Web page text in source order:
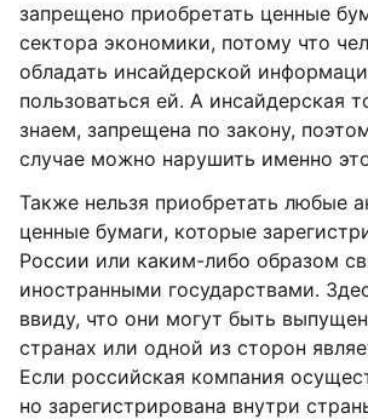
запрещено приобретать ценные
сектора экономики, потому что
обладать инсайдерской
пользоваться ей. А инсайдерская
знаем, запрещена по закону,
случае можно нарушить именно
Также нельзя приобретать любые
ценные бумаги, которые
России или каким-либо образом
иностранными государствами.
ввиду, что они могут быть
странах или одной из сторон
Если российская компания
но зарегистрирована внутри